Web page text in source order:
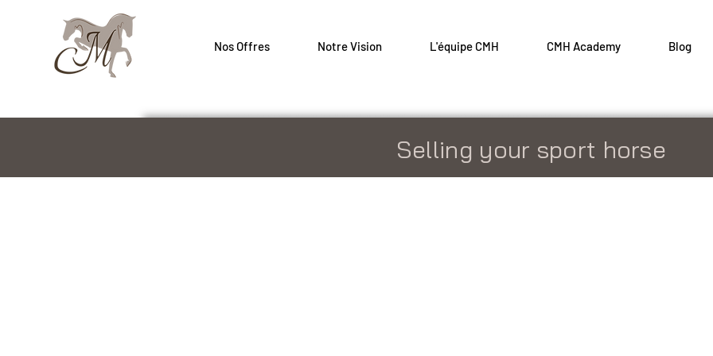
Nos Offres Notre Vision L'équipe CMH CMH Academy Blog
Selling your sport horse